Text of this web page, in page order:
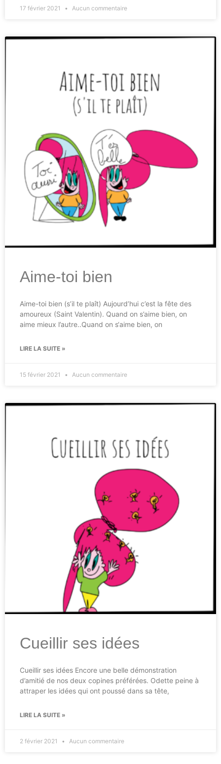
17 février 2021 Aucun commentaire
Aime-toi bien
Aime-toi bien (s’il te plaît) Aujourd’hui c’est la fête des
amoureux (Saint Valentin). Quand on s’aime bien, on
aime mieux l’autre..Quand on s‘aime bien, on
LIRE LA SUITE »
15 février 2021 Aucun commentaire
Cueillir ses idées
Cueillir ses idées Encore une belle démonstration
d’amitié de nos deux copines préférées. Odette peine à
attraper les idées qui ont poussé dans sa tête,
LIRE LA SUITE »
2 février 2021 Aucun commentaire